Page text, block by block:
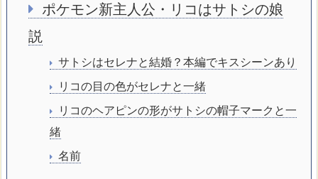
ポケモン新主人公・リコはサトシの娘
説
サトシはセレナと結婚？本編でキスシーンあり
リコの目の色がセレナと一緒
リコのヘアピンの形がサトシの帽子マークと一
緒
名前